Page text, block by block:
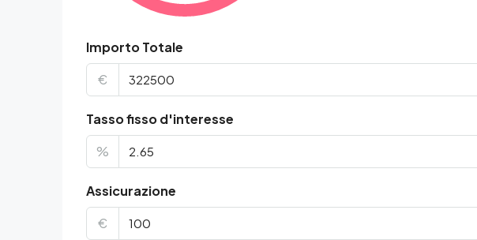
Importo Totale
€
Tasso fisso d'interesse
%
Assicurazione
€